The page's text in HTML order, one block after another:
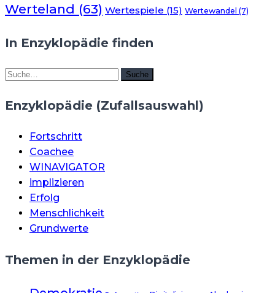
Werteland (63) Wertespiele (15) Wertewandel (7)
In Enzyklopädie finden
Suche Suche
Enzyklopädie (Zufallsauswahl)
Fortschritt
Coachee
WINAVIGATOR
implizieren
Erfolg
Menschlichkeit
Grundwerte
Themen in der Enzyklopädie